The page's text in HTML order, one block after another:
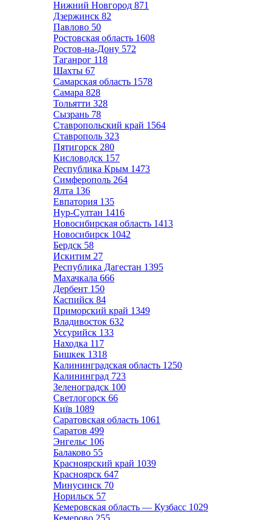
Нижний Новгород 871
Дзержинск 82
Павлово 50
Ростовская область 1608
Ростов-на-Дону 572
Таганрог 118
Шахты 67
Самарская область 1578
Самара 828
Тольятти 328
Сызрань 78
Ставропольский край 1564
Ставрополь 323
Пятигорск 280
Кисловодск 157
Республика Крым 1473
Симферополь 264
Ялта 136
Евпатория 135
Нур-Султан 1416
Новосибирская область 1413
Новосибирск 1042
Бердск 58
Искитим 27
Республика Дагестан 1395
Махачкала 666
Дербент 150
Каспийск 84
Приморский край 1349
Владивосток 632
Уссурийск 133
Находка 117
Бишкек 1318
Калининградская область 1250
Калининград 723
Зеленоградск 100
Светлогорск 66
Київ 1089
Саратовская область 1061
Саратов 499
Энгельс 106
Балаково 55
Красноярский край 1039
Красноярск 647
Минусинск 70
Норильск 57
Кемеровская область — Кузбасс 1029
Кемерово 255